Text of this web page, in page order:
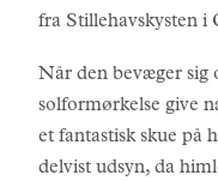
fra Stillehavskysten i
Når den bevæger sig
solformørkelse give
et fantastisk skue på
delvist udsyn, da